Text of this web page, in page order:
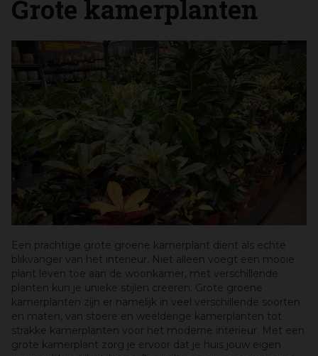
​Grote kamerplanten
Een prachtige grote groene kamerplant dient als echte
blikvanger van het interieur. Niet alleen voegt een mooie
plant leven toe aan de woonkamer, met verschillende
planten kun je unieke stijlen creëren. Grote groene
kamerplanten zijn er namelijk in veel verschillende soorten
en maten, van stoere en weelderige kamerplanten tot
strakke kamerplanten voor het moderne interieur. Met een
grote kamerplant zorg je ervoor dat je huis jouw eigen